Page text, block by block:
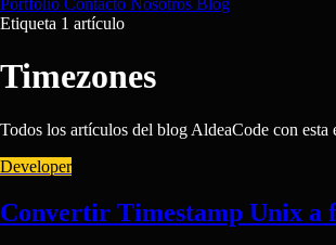
Portfolio Contacto Nosotros Blog
Etiqueta 1 artículo
Timezones
Todos los artículos del blog AldeaCode con esta
Developer
Convertir Timestamp Unix a